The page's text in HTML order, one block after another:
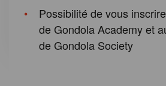
Possibilité de vous
de Gondola Academy et
de Gondola Society